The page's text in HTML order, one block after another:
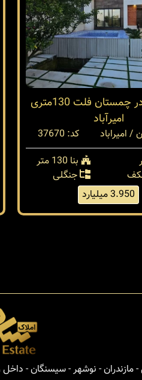
خرید ویلا در چمستان فلت 130متری
امیرآباد
امیراباد
کد: 37670
بنا 130 متر
جنگلی
3.950 میلیارد
- نوشهر - سیسنگان - داخل